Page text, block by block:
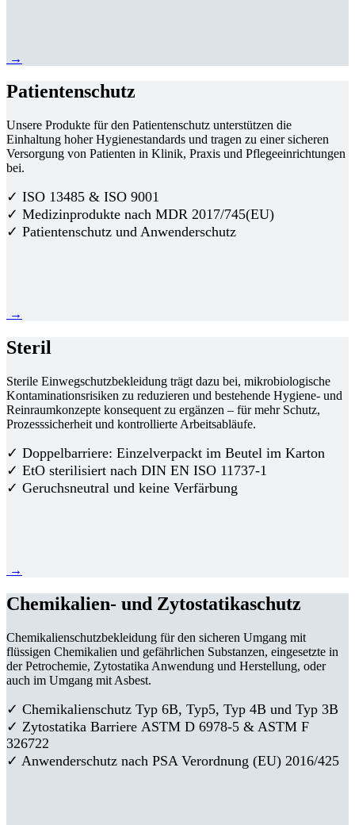
→
Patientenschutz
Unsere Produkte für den Patientenschutz unterstützen die
Einhaltung hoher Hygienestandards und tragen zu einer sicheren
Versorgung von Patienten in Klinik, Praxis und Pflegeeinrichtungen
bei.
✓ ISO 13485 & ISO 9001
✓ Medizinprodukte nach MDR 2017/745(EU)
✓ Patientenschutz und Anwenderschutz
→
Steril
Sterile Einwegschutzbekleidung trägt dazu bei, mikrobiologische
Kontaminationsrisiken zu reduzieren und bestehende Hygiene- und
Reinraumkonzepte konsequent zu ergänzen – für mehr Schutz,
Prozesssicherheit und kontrollierte Arbeitsabläufe.
✓ Doppelbarriere: Einzelverpackt im Beutel im Karton
✓ EtO sterilisiert nach DIN EN ISO 11737-1
✓ Geruchsneutral und keine Verfärbung
→
Chemikalien- und Zytostatikaschutz
Chemikalienschutzbekleidung für den sicheren Umgang mit
flüssigen Chemikalien und gefährlichen Substanzen, eingesetzte in
der Petrochemie, Zytostatika Anwendung und Herstellung, oder
auch im Umgang mit Asbest.
✓ Chemikalienschutz Typ 6B, Typ5, Typ 4B und Typ 3B
✓ Zytostatika Barriere ASTM D 6978-5 & ASTM F
326722
✓ Anwenderschutz nach PSA Verordnung (EU) 2016/425